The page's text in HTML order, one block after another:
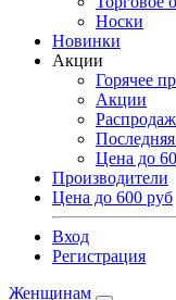
Носки
Новинки
Акции
Горячее
Акции
Цена до
Производители
Цена до 600 руб
Вход
Регистрация
Женщинам